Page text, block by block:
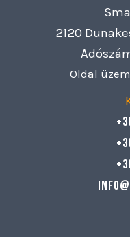
2120
Oldal